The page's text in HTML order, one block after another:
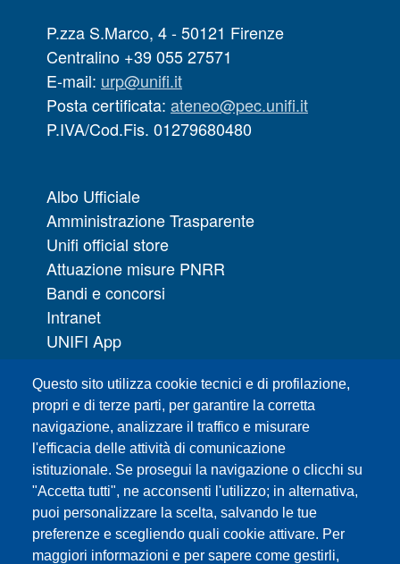
Questo sito utilizza cookie tecnici e di profilazione,
propri e di terze parti, per garantire la corretta
navigazione, analizzare il traffico e misurare
l'efficacia delle attività di comunicazione
istituzionale. Se prosegui la navigazione o clicchi su
"Accetta tutti", ne acconsenti l'utilizzo; in alternativa,
puoi personalizzare la scelta, salvando le tue
preferenze e scegliendo quali cookie attivare. Per
maggiori informazioni e per sapere come gestirli,
P.zza S.Marco, 4 - 50121 Firenze
Centralino +39 055 27571
E-mail: urp@unifi.it
Posta certificata: ateneo@pec.unifi.it
P.IVA/Cod.Fis. 01279680480
Albo Ufficiale
Amministrazione Trasparente
Unifi official store
Attuazione misure PNRR
Bandi e concorsi
Intranet
UNIFI App
URP | Ufficio Relazioni con il Pubblico
Sedi
Mappa del sito
Webmaster e redazione web
Elenco dei siti tematici
Accessibilità